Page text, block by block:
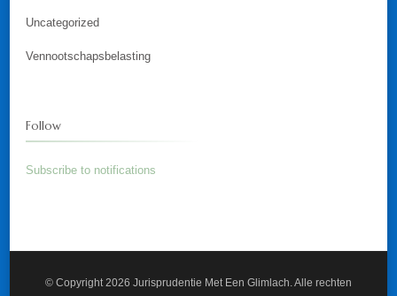
Uncategorized
Vennootschapsbelasting
Follow
Subscribe to notifications
© Copyright 2026 Jurisprudentie Met Een Glimlach . Alle rechten